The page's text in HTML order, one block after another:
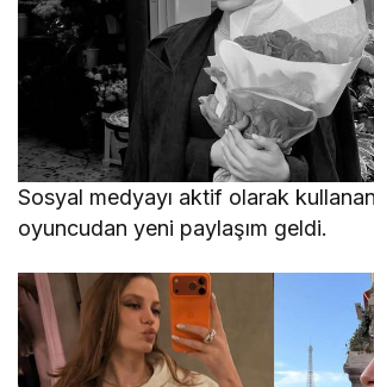
Sosyal medyayı aktif olarak
oyuncudan yeni paylaşım geldi.